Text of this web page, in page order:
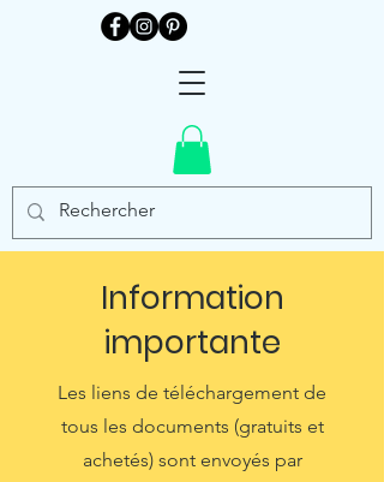
Information
importante
Les liens de téléchargement de
tous les documents (gratuits et
achetés) sont envoyés par